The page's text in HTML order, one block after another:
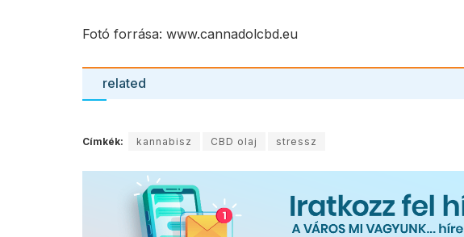
Fotó forrása: www.cannadolcbd.eu
related
Címkék: kannabisz CBD olaj stressz